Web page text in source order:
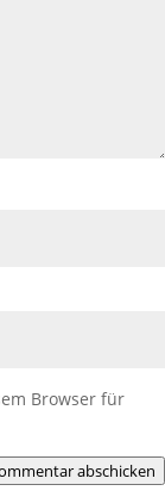
Browser für
abschicken